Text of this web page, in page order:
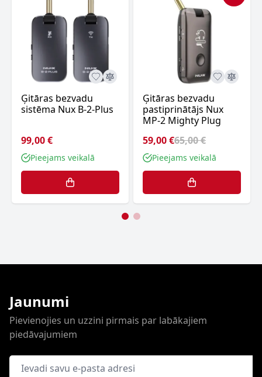
Ģitāras bezvadu
sistēma Nux B-2-Plus
99,00 €
Pieejams veikalā
Ģitāras bezvadu
pastiprinātājs Nux
MP-2 Mighty Plug
59,00 €65,00 €
Pieejams veikalā
Jaunumi
Pievienojies un uzzini pirmais par labākajiem
piedāvajumiem
E-pasta adrese